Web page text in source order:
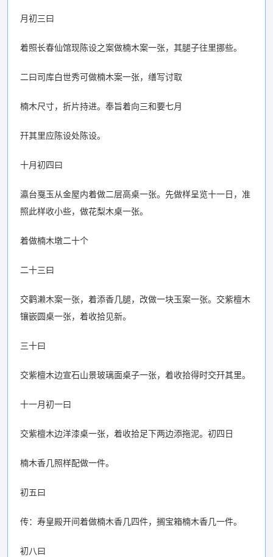
月初三曰
着照长春仙馆现陈设之案做楠木案一张，其腿子往里挪些。
二曰司库白世秀可做楠木案一张，缮写讨取
楠木尺寸，折片持进。奉旨着向三和要七月
幵其里应陈设处陈设。
十月初四曰
瀛台戛玉从金屋内着做二层高桌一张。先做样呈览十一日，准
照此样收小些，做花梨木桌一张。
着做楠木墩二十个
二十三曰
交鹳濑木案一张，着添香几腿，改做一块玉案一张。交紫檀木
镶嵌圆桌一张，着收拾见新。
三十曰
交紫檀木边宣石山景玻璃面桌子一张，着收拾得时交幵其里。
十一月初一曰
交紫檀木边洋漆桌一张，着收拾足下两边添拖泥。初四日
楠木香几照样配做一件。
初五曰
传：寿皇殿开间着做楠木香几四件，搁宝箱楠木香几一件。
初八曰